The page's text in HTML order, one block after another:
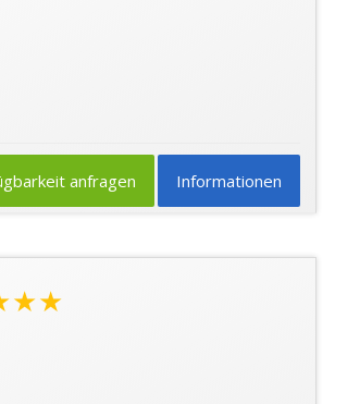
Informationen
anfragen